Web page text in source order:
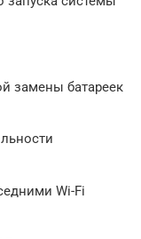
замены батареек
Wi-Fi